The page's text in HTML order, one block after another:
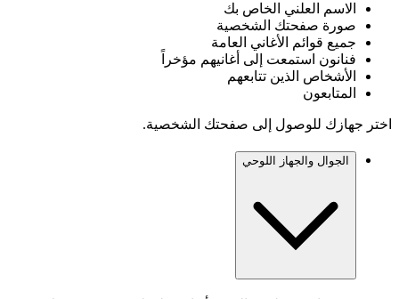
الاسم العلني الخاص بك
صورة صفحتك الشخصية
جميع قوائم الأغاني العامة
فنانون استمعت إلى أغانيهم مؤخراً
الأشخاص الذين تتابعهم
المتابعون
اختر جهازك للوصول إلى صفحتك الشخصية.
الجوال والجهاز اللوحي